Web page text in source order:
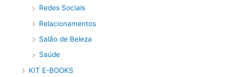
Redes Sociais
Relacionamentos
Salão de Beleza
Saúde
KIT E-BOOKS